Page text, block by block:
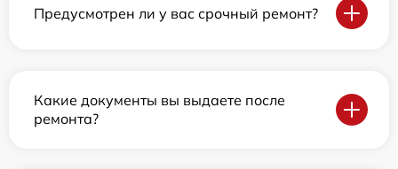
Предусмотрен ли у вас срочный ремонт?
Какие документы вы выдаете после
ремонта?